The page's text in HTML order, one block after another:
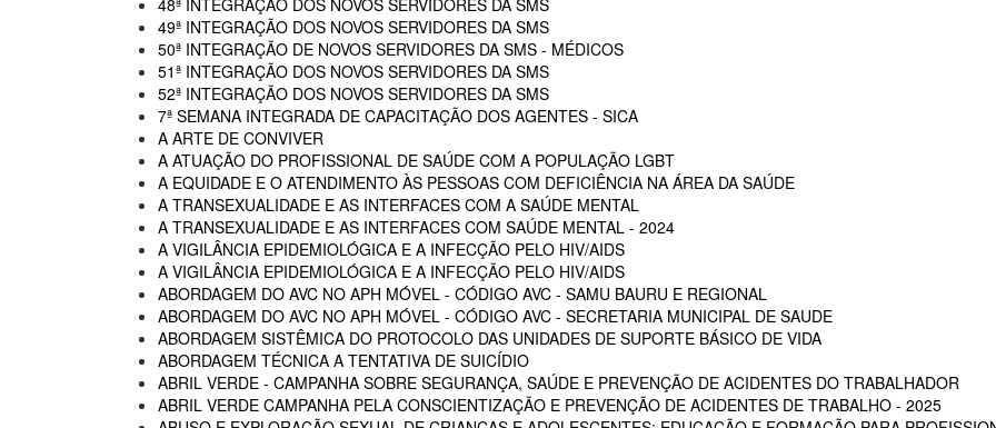
48ª INTEGRAÇÃO DOS NOVOS SERVIDORES DA SMS
49ª INTEGRAÇÃO DOS NOVOS SERVIDORES DA SMS
50ª INTEGRAÇÃO DE NOVOS SERVIDORES DA SMS - MÉDICOS
51ª INTEGRAÇÃO DOS NOVOS SERVIDORES DA SMS
52ª INTEGRAÇÃO DOS NOVOS SERVIDORES DA SMS
7ª SEMANA INTEGRADA DE CAPACITAÇÃO DOS AGENTES - SICA
A ARTE DE CONVIVER
A ATUAÇÃO DO PROFISSIONAL DE SAÚDE COM A POPULAÇÃO LGBT
A EQUIDADE E O ATENDIMENTO ÀS PESSOAS COM DEFICIÊNCIA NA ÁREA DA SAÚDE
A TRANSEXUALIDADE E AS INTERFACES COM A SAÚDE MENTAL
A TRANSEXUALIDADE E AS INTERFACES COM SAÚDE MENTAL - 2024
A VIGILÂNCIA EPIDEMIOLÓGICA E A INFECÇÃO PELO HIV/AIDS
A VIGILÂNCIA EPIDEMIOLÓGICA E A INFECÇÃO PELO HIV/AIDS
ABORDAGEM DO AVC NO APH MÓVEL - CÓDIGO AVC - SAMU BAURU E REGIONAL
ABORDAGEM DO AVC NO APH MÓVEL - CÓDIGO AVC - SECRETARIA MUNICIPAL DE SAUDE
ABORDAGEM SISTÊMICA DO PROTOCOLO DAS UNIDADES DE SUPORTE BÁSICO DE VIDA
ABORDAGEM TÉCNICA A TENTATIVA DE SUICÍDIO
ABRIL VERDE - CAMPANHA SOBRE SEGURANÇA, SAÚDE E PREVENÇÃO DE ACIDENTES DO TRABALHADOR
ABRIL VERDE CAMPANHA PELA CONSCIENTIZAÇÃO E PREVENÇÃO DE ACIDENTES DE TRABALHO - 2025